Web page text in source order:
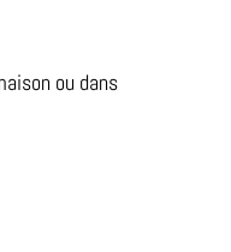
ou dans